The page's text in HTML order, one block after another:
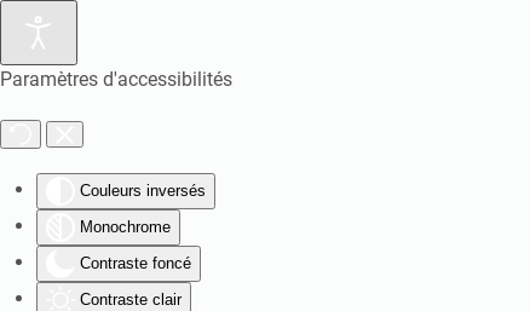
Paramètres d'accessibilités
Couleurs inversés
Monochrome
Contraste foncé
Contraste clair